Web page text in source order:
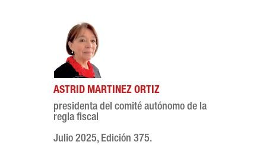
ASTRID MARTINEZ ORTIZ
presidenta del comité autónomo de la
regla fiscal
Julio 2025, Edición 375.